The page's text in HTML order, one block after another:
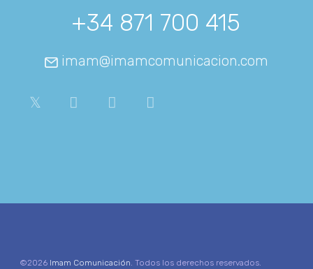
+34 871 700 415
imam@imamcomunicacion.com
©2026 Imam Comunicación. Todos los derechos reservados.